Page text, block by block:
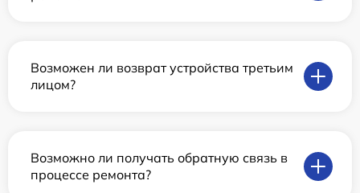
Возможен ли возврат устройства третьим
лицом?
Возможно ли получать обратную связь в
процессе ремонта?